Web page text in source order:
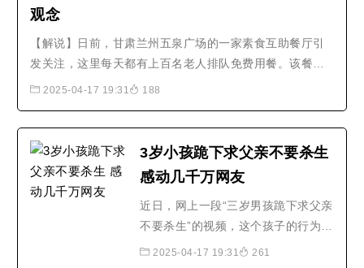
慢炸，待全部炸熟起锅，锅内留..
观念
【解说】日前，甘肃兰州五泉广场的一家素食互助餐厅引
发关注，这里每天都有上百名老人排队免费用餐。该餐厅
是一家公益、非盈利性的免费互助素食餐厅，餐厅主要由
者介绍，来这里用餐的人群中绝大..
2025-04-17 19:31 188
3岁小孩跪下求父亲不要杀生
感动几千万网友
近日，网上一段“三岁男孩跪下求父亲
不要杀生”的视频，这个孩子的行为感
动了几千万网友。据了解，在非洲某
2025-04-17 19:31 261